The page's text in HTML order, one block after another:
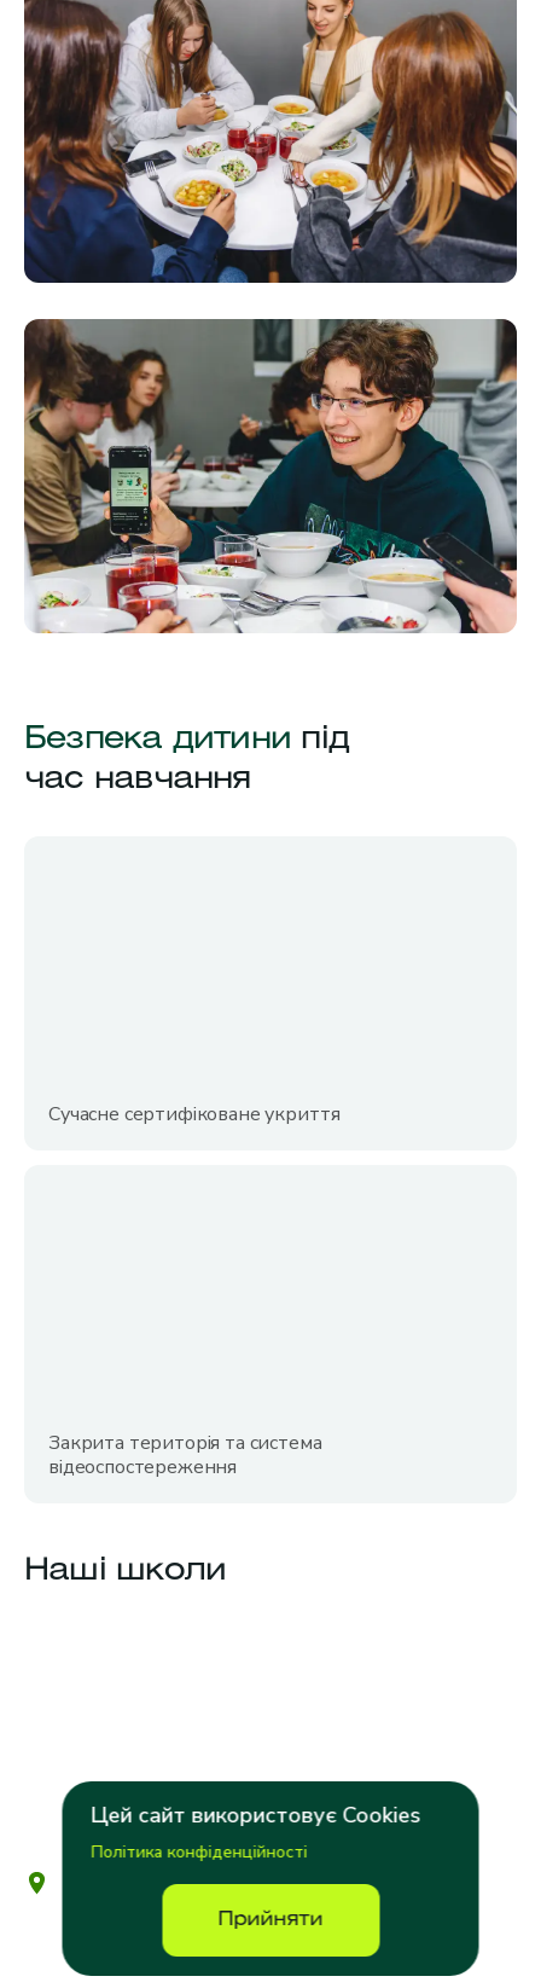
Безпека дитини під
час навчання
Сучасне сертифіковане укриття
Закрита територія та система
відеоспостереження
Наші школи
Цей сайт використовує Cookies
Політика конфіденційності
Прийняти